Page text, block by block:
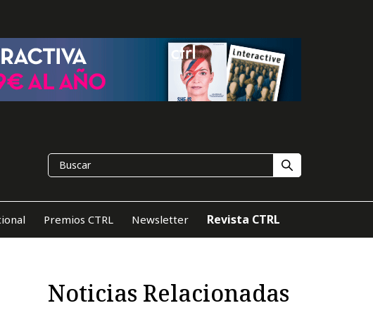
Premios CTRL Newsletter Revista CTRL
Noticias Relacionadas